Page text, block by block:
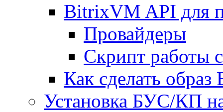
BitrixVM API для
Провайдеры
Скрипт работы
Как сделать
Установка БУС/КП